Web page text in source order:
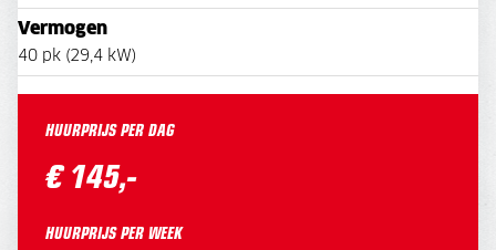
Vermogen
40 pk (29,4 kW)
HUURPRIJS PER DAG
€ 145,-
HUURPRIJS PER WEEK